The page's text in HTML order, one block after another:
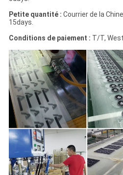
Petite quantité : Courrier de la
15days.
Conditions de paiement : T/T,